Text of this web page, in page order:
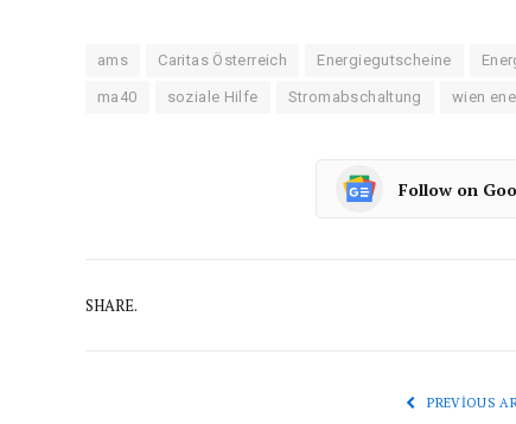
ams Caritas Österreich Energiegutscheine
ma40 soziale Hilfe Stromabschaltung wien
Follow on
SHARE.
PREVIOUS